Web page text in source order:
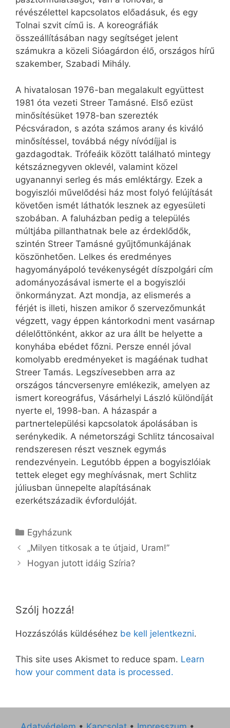
révészélettel kapcsolatos előadásuk, és egy
Tolnai szvit című is. A koreográfiák
összeállításában nagy segítséget jelent
számukra a közeli Sióagárdon élő, országos hírű
szakember, Szabadi Mihály.
A hivatalosan 1976-ban megalakult együttest
1981 óta vezeti Streer Tamásné. Első ezüst
minősítésüket 1978-ban szerezték
Pécsváradon, s azóta számos arany és kiváló
minősítéssel, továbbá négy nívódíjjal is
gazdagodtak. Trófeáik között található mintegy
kétszáznegyven oklevél, valamint közel
ugyanannyi serleg és más emléktárgy. Ezek a
bogyiszlói művelődési ház most folyó felújítását
követően ismét láthatók lesznek az egyesületi
szobában. A faluházban pedig a település
múltjába pillanthatnak bele az érdeklődők,
szintén Streer Tamásné gyűjtőmunkájának
köszönhetően. Lelkes és eredményes
hagyományápoló tevékenységét díszpolgári cím
adományozásával ismerte el a bogyiszlói
önkormányzat. Azt mondja, az elismerés a
férjét is illeti, hiszen amikor ő szervezőmunkát
végzett, vagy éppen kántorkodni ment vasárnap
délelőttönként, akkor az ura állt be helyette a
konyhába ebédet főzni. Persze ennél jóval
komolyabb eredményeket is magáénak tudhat
Streer Tamás. Legszívesebben arra az
országos táncversenyre emlékezik, amelyen az
ismert koreográfus, Vásárhelyi László különdíját
nyerte el, 1998-ban. A házaspár a
partnertelepülési kapcsolatok ápolásában is
serénykedik. A németországi Schlitz táncosaival
rendszeresen részt vesznek egymás
rendezvényein. Legutóbb éppen a bogyiszlóiak
tettek eleget egy meghívásnak, mert Schlitz
júliusban ünnepelte alapításának
ezerkétszázadik évfordulóját.
Kategória
Egyházunk
„Milyen titkosak a te útjaid, Uram!”
Hogyan jutott idáig Szíria?
Szólj hozzá!
Hozzászólás küldéséhez be kell jelentkezni.
This site uses Akismet to reduce spam. Learn
how your comment data is processed.